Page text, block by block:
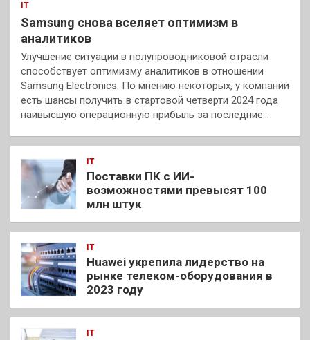
IT
Samsung снова вселяет оптимизм в
аналитиков
Улучшение ситуации в полупроводниковой отрасли
способствует оптимизму аналитиков в отношении
Samsung Electronics. По мнению некоторых, у компании
есть шансы получить в стартовой четверти 2024 года
наивысшую операционную прибыль за последние…
IT
Поставки ПК с ИИ-
возможностями превысят 100
млн штук
IT
Huawei укрепила лидерство на
рынке телеком-оборудования в
2023 году
IT